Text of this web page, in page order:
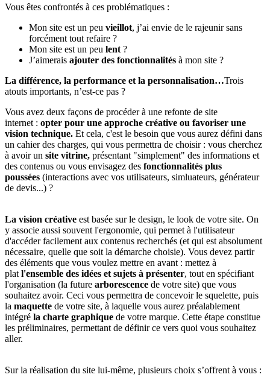
Vous êtes confrontés à ces problématiques :
Mon site est un peu vieillot, j’ai envie de le rajeunir sans
forcément tout refaire ?
Mon site est un peu lent ?
J’aimerais ajouter des fonctionnalités à mon site ?
La différence, la performance et la personnalisation…Trois
atouts importants, n’est-ce pas ?
Vous avez deux façons de procéder à une refonte de site
internet : opter pour une approche créative ou favoriser une
vision technique. Et cela, c'est le besoin que vous aurez défini dans
un cahier des charges, qui vous permettra de choisir : vous cherchez
à avoir un site vitrine, présentant "simplement" des informations et
des contenus ou vous envisagez des fonctionnalités plus
poussées (interactions avec vos utilisateurs, simluateurs, générateur
de devis...) ?
La vision créative est basée sur le design, le look de votre site. On
y associe aussi souvent l'ergonomie, qui permet à l'utilisateur
d'accéder facilement aux contenus recherchés (et qui est absolument
nécessaire, quelle que soit la démarche choisie). Vous devez partir
des éléments que vous voulez mettre en avant : mettez à
plat l'ensemble des idées et sujets à présenter, tout en spécifiant
l'organisation (la future arborescence de votre site) que vous
souhaitez avoir. Ceci vous permettra de concevoir le squelette, puis
la maquette de votre site, à laquelle vous aurez préalablement
intégré la charte graphique de votre marque. Cette étape constitue
les préliminaires, permettant de définir ce vers quoi vous souhaitez
aller.
Sur la réalisation du site lui-même, plusieurs choix s’offrent à vous :